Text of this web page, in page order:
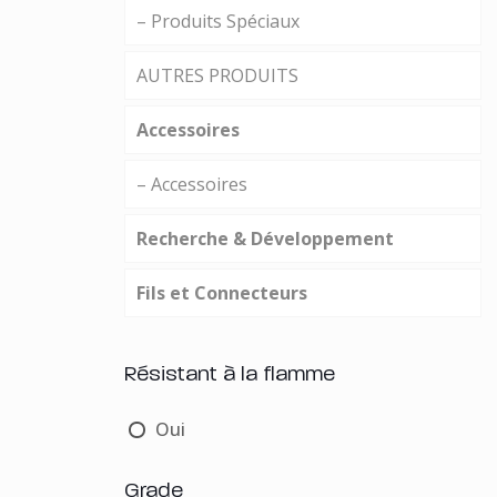
– Produits Spéciaux
AUTRES PRODUITS
Accessoires
– Accessoires
Recherche & Développement
Fils et Connecteurs
Résistant à la flamme
Oui
Grade